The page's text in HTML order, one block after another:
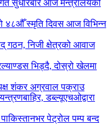
सुधारबारे आज मन्त्रालयको
४८औँ स्मृति दिवस आज विभिन्न
गठन, निजी क्षेत्रको आवाज
भिड्दै, दोस्रो खेलमा
शंकर अग्रवाल पक्राउ
डब्ल्यूएचओद्वारा
पेट्रोल पम्प बन्द